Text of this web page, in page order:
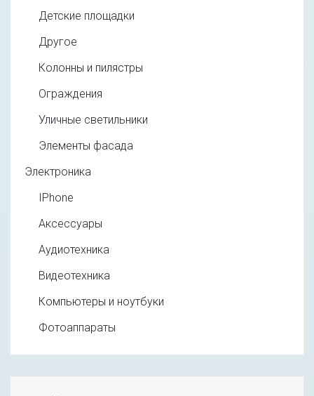
Детские площадки
Другое
Колонны и пилястры
Ограждения
Уличные светильники
Элементы фасада
Электроника
IPhone
Аксессуары
Аудиотехника
Видеотехника
Компьютеры и ноутбуки
Фотоаппараты